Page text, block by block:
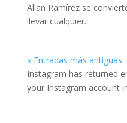
Allan Ramírez se
llevar cualquier...
« Entradas más antiguas
Instagram has returned
your Instagram account